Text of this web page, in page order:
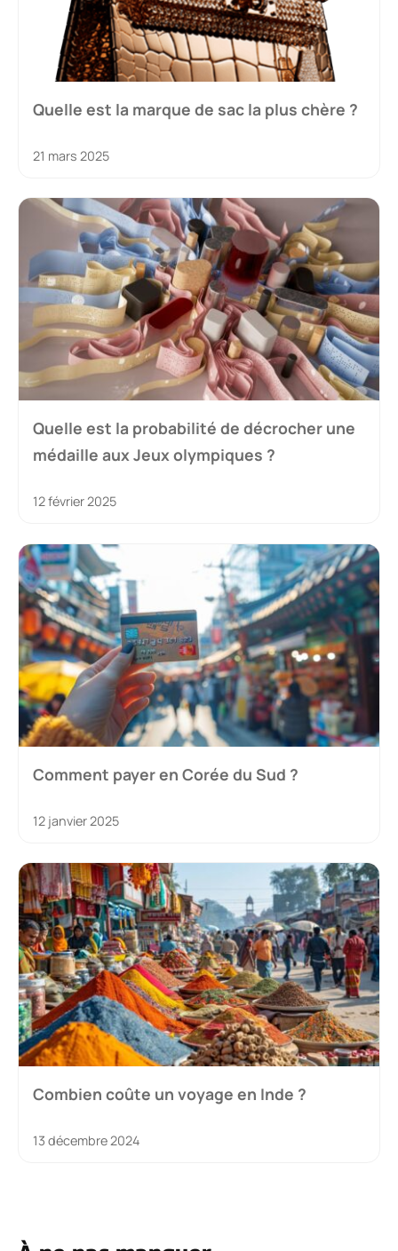
Quelle est la marque de sac la plus chère ?
21 mars 2025
Quelle est la probabilité de décrocher une
médaille aux Jeux olympiques ?
12 février 2025
Comment payer en Corée du Sud ?
12 janvier 2025
Combien coûte un voyage en Inde ?
13 décembre 2024